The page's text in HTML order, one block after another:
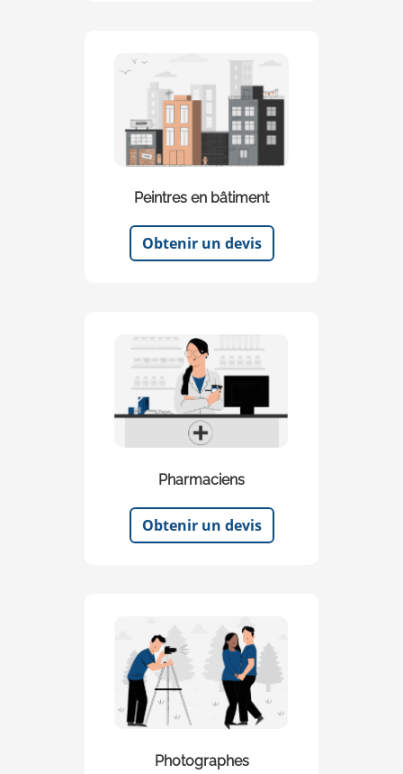
Peintres en bâtiment
Obtenir un devis
Pharmaciens
Obtenir un devis
Photographes